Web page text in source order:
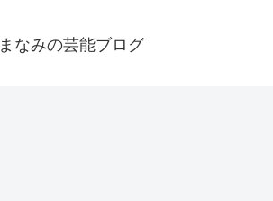
まなみの芸能ブログ